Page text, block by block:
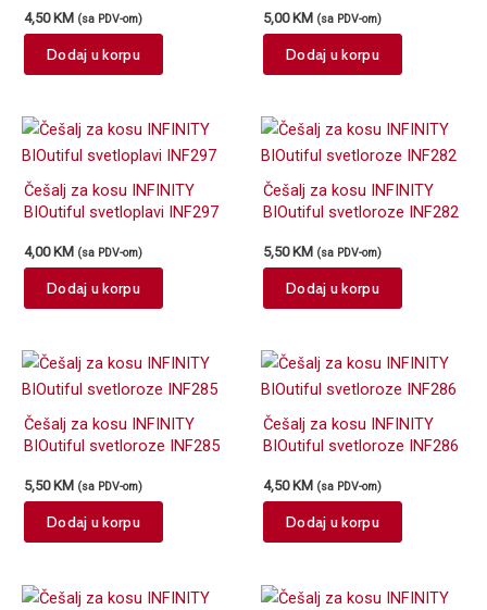
4,50KM (sa PDV-om)
Dodaj u korpu
5,00KM (sa PDV-om)
Dodaj u korpu
Češalj za kosu INFINITY
BIOutiful svetloplavi INF297
4,00 KM (sa PDV-om)
Dodaj u korpu
Češalj za kosu INFINITY
BIOutiful svetloroze INF282
5,50 KM (sa PDV-om)
Dodaj u korpu
Češalj za kosu INFINITY
BIOutiful svetloroze INF285
5,50 KM (sa PDV-om)
Dodaj u korpu
Češalj za kosu INFINITY
BIOutiful svetloroze INF286
4,50 KM (sa PDV-om)
Dodaj u korpu